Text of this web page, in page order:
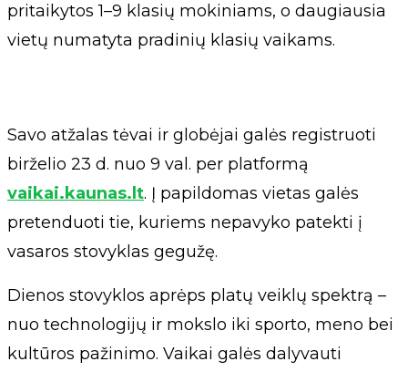
pritaikytos 1–9 klasių mokiniams, o daugiausia
vietų numatyta pradinių klasių vaikams.
Savo atžalas tėvai ir globėjai galės registruoti
birželio 23 d. nuo 9 val. per platformą
vaikai.kaunas.lt. Į papildomas vietas galės
pretenduoti tie, kuriems nepavyko patekti į
vasaros stovyklas gegužę.
Dienos stovyklos aprėps platų veiklų spektrą –
nuo technologijų ir mokslo iki sporto, meno bei
kultūros pažinimo. Vaikai galės dalyvauti